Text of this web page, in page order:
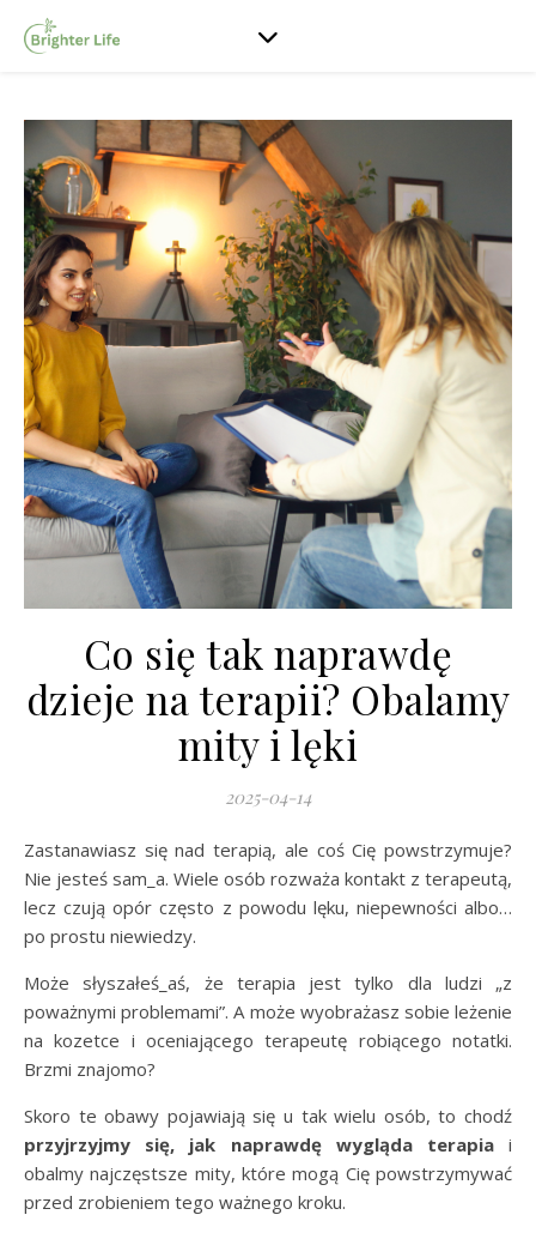
Co się tak naprawdę
dzieje na terapii? Obalamy
mity i lęki
2025-04-14
Zastanawiasz się nad terapią, ale coś Cię powstrzymuje?
Nie jesteś sam_a. Wiele osób rozważa kontakt z terapeutą,
lecz czują opór często z powodu lęku, niepewności albo…
po prostu niewiedzy.
Może słyszałeś_aś, że terapia jest tylko dla ludzi „z
poważnymi problemami”. A może wyobrażasz sobie leżenie
na kozetce i oceniającego terapeutę robiącego notatki.
Brzmi znajomo?
Skoro te obawy pojawiają się u tak wielu osób, to chodź
przyjrzyjmy się, jak naprawdę wygląda terapiai
obalmy najczęstsze mity, które mogą Cię powstrzymywać
przed zrobieniem tego ważnego kroku.